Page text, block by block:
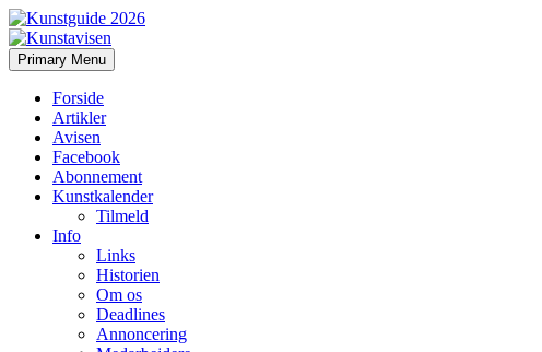
Kunstavisen
Search
Primary Menu Skip
to
Forside
Artikler
Avisen
Facebook
Abonnement
Kunstkalender
Tilmeld
Info
Links
Historien
Om os
Deadlines
Annoncering